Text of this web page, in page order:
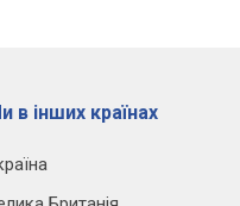
в інших країнах